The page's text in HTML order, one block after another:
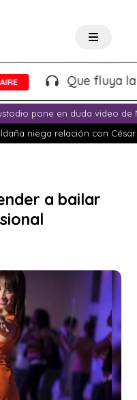
Que fluya la
pone en duda video de
niega relación con
a bailar